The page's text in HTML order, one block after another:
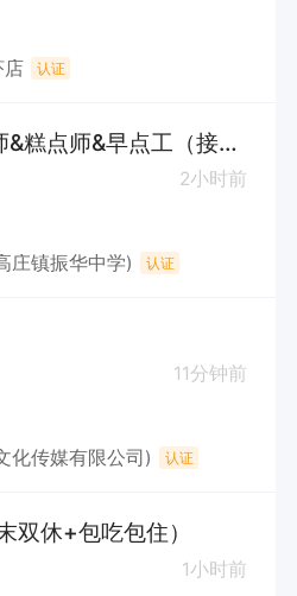
店 认证
学校面点师&饮品师&糕点师&早点工（接受帮厨+周末双休）
2小时前
庄镇振华中学) 认证
11分钟前
化传媒有限公司) 认证
双休+包吃包住）
1小时前